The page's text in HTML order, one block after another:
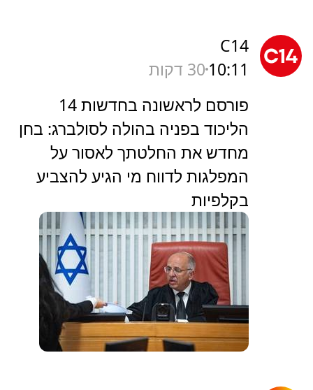
C14
10:11 30 דקות
פורסם לראשונה בחדשות 14
הליכוד בפניה בהולה לסולברג: בחן
מחדש את החלטתך לאסור על
המפלגות לדווח מי הגיע להצביע
בקלפיות